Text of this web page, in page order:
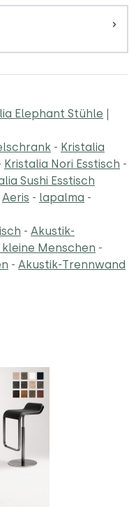
Elephant Stühle |
- Kristalia
Kristalia Nori Esstisch -
Sushi Esstisch
Aeris - lapalma -
- Akustik-
Menschen -
- Akustik-Trennwand